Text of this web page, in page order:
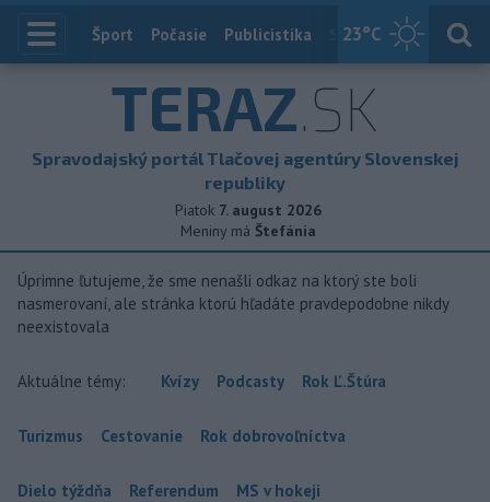
23°C
Index
Šport Počasie Publicistika Slovensko
TERAZ.SK
Spravodajský portál Tlačovej agentúry Slovenskej
republiky
Piatok 7. august 2026
Meniny má Štefánia
Úprimne ľutujeme, že sme nenašli odkaz na ktorý ste boli
nasmerovaní, ale stránka ktorú hľadáte pravdepodobne nikdy
neexistovala
Aktuálne témy: Kvízy Podcasty Rok Ľ.Štúra
Turizmus Cestovanie Rok dobrovoľníctva
Dielo týždňa Referendum MS v hokeji